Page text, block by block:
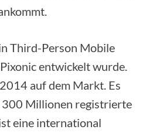
Third-Person Mobile
entwickelt wurde.
auf dem Markt. Es
300 Millionen registrierte
eine international